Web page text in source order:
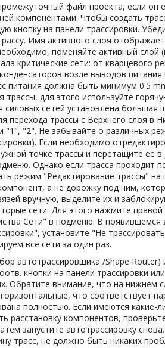
файл проекта, если он
компонентами. Чтобы создать
кнопку на панели трассировки.
Имя активного слоя
поменяйте активный слой
критические сети: от кварцевого
возле выводов питания
питания должна быть минимум 0.5
для этого используйте
силовых сетей установлена большая
перехода трассы с Верхнего слоя в
"1", "2". Не забывайте о различных
Если необходимо
точке трассы и перетащите ее в
Однако если трасса проходит
режим "Редактирование трассы" на
а не дорожку под ним,
вручную, выделите их и
сети. Для этого нажмите правой
Сети" в подменю. В появившемся
установите "Не
все сети за один раз.
автотрассировщика /Shape Router)
кнопки на панели трассировки
Обратите внимание, что на нижнем
что соответствует
полностью. Если имеются какие-
расстановку компонентов,
запустите автотрассировку
трасс, не должно быть никаких